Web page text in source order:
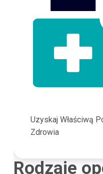
Uzyskaj Właściwą
Zdrowia
Rodzaje